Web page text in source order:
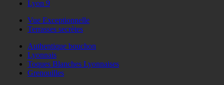
Lyon 9
Vue Exceptionnelle
Terrasses secrètes
Authentique bouchon
Lyonnais
Toques Blanches Lyonnaises
Grenouilles